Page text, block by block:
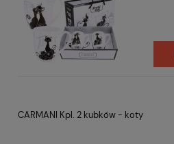
CARMANI Kpl. 2 kubków - koty